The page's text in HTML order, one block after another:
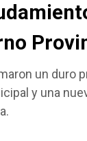
un duro
y una